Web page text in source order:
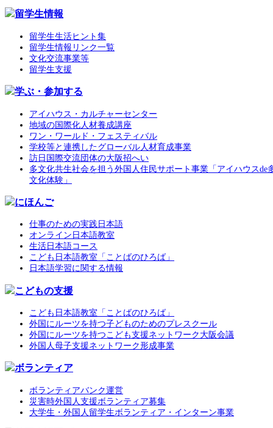
留学生情報
留学生生活ヒント集
留学生情報リンク一覧
文化交流事業等
留学生支援
学ぶ・参加する
アイハウス・カルチャーセンター
地域の国際化人材養成講座
ワン・ワールド・フェスティバル
学校等と連携したグローバル人材育成事業
訪日国際交流団体の大阪招へい
多文化共生社会を担う外国人住民サポート事業「アイハウスde
文化体験」
にほんご
仕事のための実践日本語
オンライン日本語教室
生活日本語コース
こども日本語教室「ことばのひろば」
日本語学習に関する情報
こどもの支援
こども日本語教室「ことばのひろば」
外国にルーツを持つ子どものためのプレスクール
外国にルーツを持つこども支援ネットワーク大阪会議
外国人母子支援ネットワーク形成事業
ボランティア
ボランティアバンク運営
災害時外国人支援ボランティア募集
大学生・外国人留学生ボランティア・インターン事業